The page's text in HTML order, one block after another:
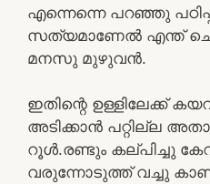
എന്നെന്നെ പറഞ്ഞു
സത്യമാണേൽ എന്ത്
മനസു മുഴുവൻ.
ഇതിന്റെ ഉള്ളിലേക്ക്
അടിക്കാൻ പറ്റില്ല
റൂൾ.രണ്ടും കല്പിച്ചു
വരുന്നോടുത്ത് വച്ചു